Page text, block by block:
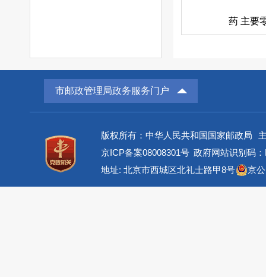
药 主要
市邮政管理局政务服务门户
版权所有：中华人民共和国国家邮政局
京ICP备案08008301号 政府网站识别码
地址: 北京市西城区北礼士路甲8号
京